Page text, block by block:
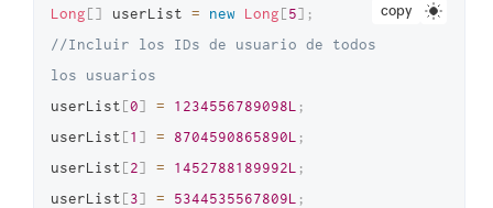
copy
Long[] userList = new Long[5] ;
//Incluir los IDs de usuario de todos
los usuarios
userList[0] = 1234556789098L ;
userList[1 ] = 8704590865890L ;
userList[2] = 1452788189992L ;
userList[3] = 5344535567809L ;